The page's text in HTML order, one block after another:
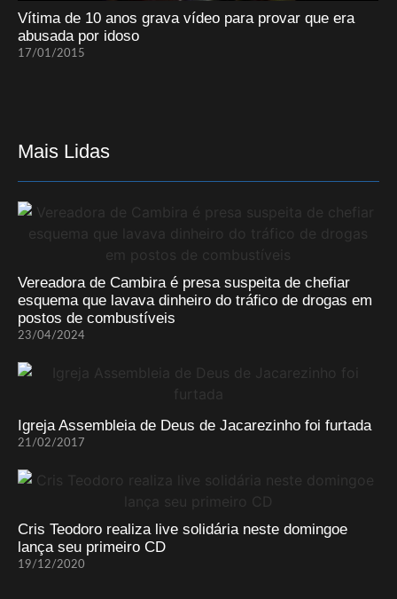
Vítima de 10 anos grava vídeo para provar que era
abusada por idoso
17/01/2015
Mais Lidas
Vereadora de Cambira é presa suspeita de chefiar
esquema que lavava dinheiro do tráfico de drogas em
postos de combustíveis
23/04/2024
Igreja Assembleia de Deus de Jacarezinho foi furtada
21/02/2017
Cris Teodoro realiza live solidária neste domingoe
lança seu primeiro CD
19/12/2020